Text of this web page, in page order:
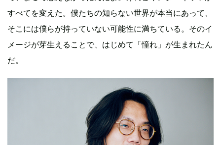
すべてを変えた。僕たちの知らない世界が本当にあって、
そこには僕らが持っていない可能性に満ちている。そのイ
メージが芽生えることで、はじめて「憧れ」が生まれたん
だ。